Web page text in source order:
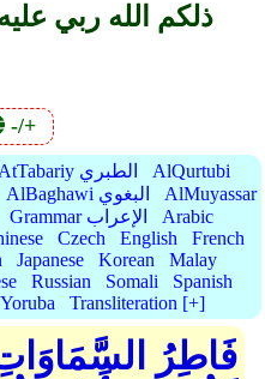
ذلكم الله ربي
-/+
AtTabariy الطبري
AlQurtubi
AlBaghawi البغوي
AlMuyassar
Grammar الإعراب
Arabic
Czech English
French
Japanese Korean
Malay
Russian Somali
Spanish
Yoruba Transliteration [+]
فَاطِرُ